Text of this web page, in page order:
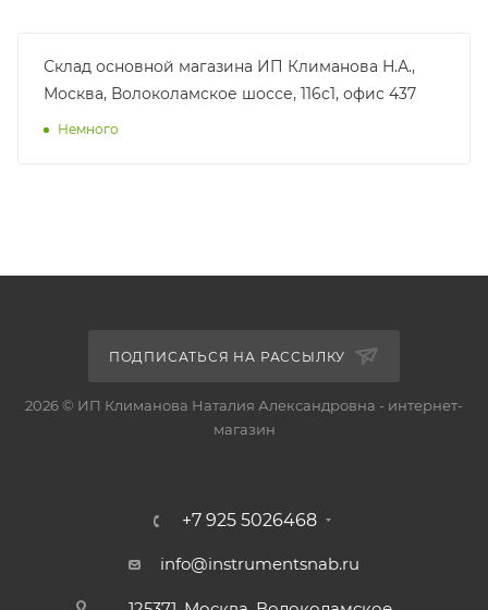
Склад основной магазина ИП Климанова Н.А.,
Москва, Волоколамское шоссе, 116с1, офис 437
Немного
ПОДПИСАТЬСЯ НА РАССЫЛКУ
2026 © ИП Климанова Наталия Александровна - интернет-
магазин
+7 925 5026468
info@instrumentsnab.ru